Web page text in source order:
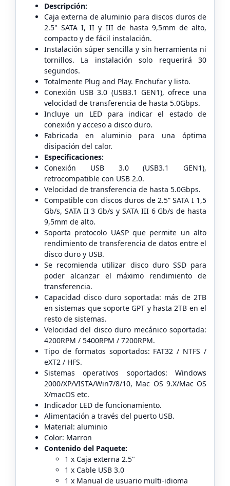
Descripción:
Caja externa de aluminio para discos duros de
2.5" SATA I, II y III de hasta 9,5mm de alto,
compacto y de fácil instalación.
Instalación súper sencilla y sin herramienta ni
tornillos. La instalación solo requerirá 30
segundos.
Totalmente Plug and Play. Enchufar y listo.
Conexión USB 3.0 (USB3.1 GEN1), ofrece una
velocidad de transferencia de hasta 5.0Gbps.
Incluye un LED para indicar el estado de
conexión y acceso a disco duro.
Fabricada en aluminio para una óptima
disipación del calor.
Especificaciones:
Conexión USB 3.0 (USB3.1 GEN1),
retrocompatible con USB 2.0.
Velocidad de transferencia de hasta 5.0Gbps.
Compatible con discos duros de 2.5” SATA I 1,5
Gb/s, SATA II 3 Gb/s y SATA III 6 Gb/s de hasta
9,5mm de alto.
Soporta protocolo UASP que permite un alto
rendimiento de transferencia de datos entre el
disco duro y USB.
Se recomienda utilizar disco duro SSD para
poder alcanzar el máximo rendimiento de
transferencia.
Capacidad disco duro soportada: más de 2TB
en sistemas que soporte GPT y hasta 2TB en el
resto de sistemas.
Velocidad del disco duro mecánico soportada:
4200RPM / 5400RPM / 7200RPM.
Tipo de formatos soportados: FAT32 / NTFS /
eXT2 / HFS.
Sistemas operativos soportados: Windows
2000/XP/VISTA/Win7/8/10, Mac OS 9.X/Mac OS
X/macOS etc.
Indicador LED de funcionamiento.
Alimentación a través del puerto USB.
Material: aluminio
Color: Marron
Contenido del Paquete:
1 x Caja externa 2.5"
1 x Cable USB 3.0
1 x Manual de usuario multi-idioma